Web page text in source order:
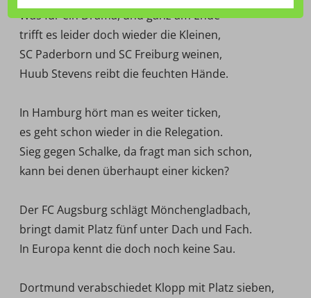
Was für ein Drama, und ganz am Ende
trifft es leider doch wieder die Kleinen,
SC Paderborn und SC Freiburg weinen,
Huub Stevens reibt die feuchten Hände.
In Hamburg hört man es weiter ticken,
es geht schon wieder in die Relegation.
Sieg gegen Schalke, da fragt man sich schon,
kann bei denen überhaupt einer kicken?
Der FC Augsburg schlägt Mönchengladbach,
bringt damit Platz fünf unter Dach und Fach.
In Europa kennt die doch noch keine Sau.
Dortmund verabschiedet Klopp mit Platz sieben,